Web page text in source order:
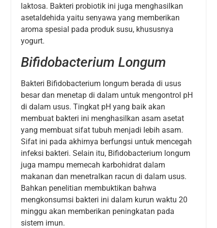
laktosa. Bakteri probiotik ini juga menghasilkan
asetaldehida yaitu senyawa yang memberikan
aroma spesial pada produk susu, khususnya
yogurt.
Bifidobacterium Longum
Bakteri Bifidobacterium longum berada di usus
besar dan menetap di dalam untuk mengontrol pH
di dalam usus. Tingkat pH yang baik akan
membuat bakteri ini menghasilkan asam asetat
yang membuat sifat tubuh menjadi lebih asam.
Sifat ini pada akhirnya berfungsi untuk mencegah
infeksi bakteri. Selain itu, Bifidobacterium longum
juga mampu memecah karbohidrat dalam
makanan dan menetralkan racun di dalam usus.
Bahkan penelitian membuktikan bahwa
mengkonsumsi bakteri ini dalam kurun waktu 20
minggu akan memberikan peningkatan pada
sistem imun.